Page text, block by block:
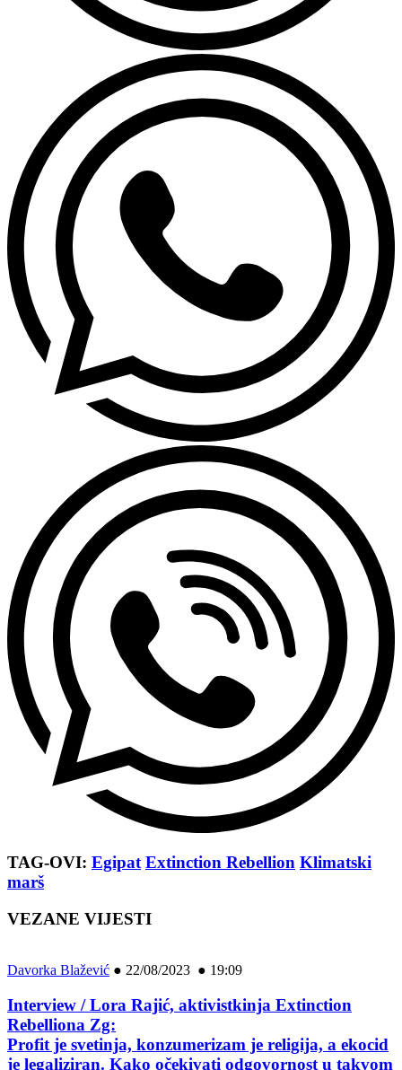
TAG-OVI: Egipat Extinction Rebellion Klimatski
marš
VEZANE VIJESTI
Davorka Blažević ● 22/08/2023 ● 19:09
Interview / Lora Rajić, aktivistkinja Extinction
Rebelliona Zg:
Profit je svetinja, konzumerizam je religija, a ekocid
je legaliziran. Kako očekivati odgovornost u takvom